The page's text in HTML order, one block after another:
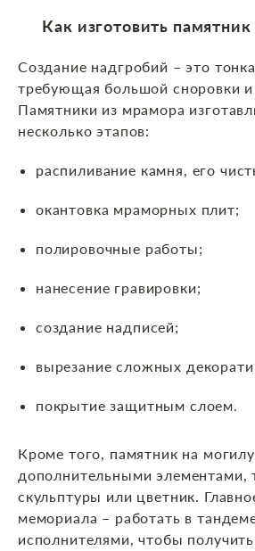
Как изготовить
Создание надгробий – это
требующая большой сноровки
Памятники из мрамора
несколько этапов:
распиливание камня, его
окантовка мраморных плит;
полировочные работы;
нанесение гравировки;
создание надписей;
вырезание сложных
покрытие защитным слоем.
Кроме того, памятник на
дополнительными элементами,
скульптуры или цветник.
мемориала – работать в
исполнителями, чтобы